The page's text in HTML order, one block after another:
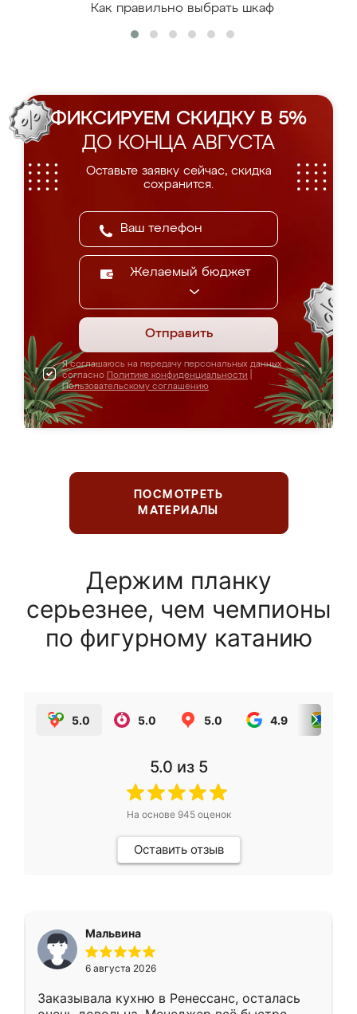
Как правильно выбрать шкаф
ФИКСИРУЕМ СКИДКУ В 5%
ДО КОНЦА АВГУСТА
Оставьте заявку сейчас, скидка
сохранится.
Желаемый бюджет
Отправить
Я соглашаюсь на передачу персональных данных
согласно Политике конфиденциальности
Пользовательскому соглашению
ПОСМОТРЕТЬ
МАТЕРИАЛЫ
Держим планку
серьезнее, чем чемпионы
по фигурному катанию
5.0 5.0 5.0 4.9
5.0 из 5
На основе 945оценок
Оставить отзыв
Мальвина
6 августа 2026
Заказывала кухню в Ренессанс, осталась